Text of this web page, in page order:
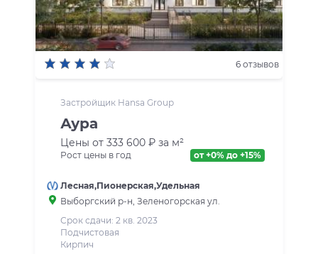
6 отзывов
Застройщик Hansa Group
Аура
Цены от 333 600 ₽ за м²
Рост цены в год от +0% до +15%
Лесная,Пионерская,Удельная
Выборгский р-н, Зеленогорская ул.
Срок сдачи: 2 кв. 2023
Подчистовая
Кирпич